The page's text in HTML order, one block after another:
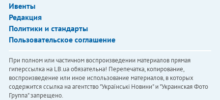
Ивенты
Редакция
Политики и стандарты
Пользовательское соглашение
При полном или частичном воспроизведении материалов прямая
гиперссылка на LB.ua обязательна! Перепечатка, копирование,
воспроизведение или иное использование материалов, в которых
содержится ссылка на агентство "Українськi Новини" и "Украинская Фото
Группа" запрещено.